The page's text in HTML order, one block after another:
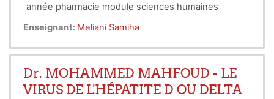
année pharmacie module sciences humaines
Enseignant: Meliani Samiha
Dr. MOHAMMED MAHFOUD - LE
VIRUS DE L'HÉPATITE D OU DELTA